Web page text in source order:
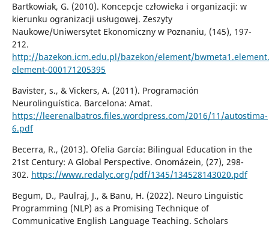
Bartkowiak, G. (2010). Koncepcje człowieka i organizacji: w
kierunku ogranizacji usługowej. Zeszyty
Naukowe/Uniwersytet Ekonomiczny w Poznaniu, (145), 197-
212.
http://bazekon.icm.edu.pl/bazekon/element/
element-000171205395
Bavister, s., & Vickers, A. (2011). Programación
Neurolinguística. Barcelona: Amat.
https://leerenalbatros.files.wordpress.com/2016/11/autostima-
6.pdf
Becerra, R., (2013). Ofelia García: Bilingual Education in the
21st Century: A Global Perspective. Onomázein, (27), 298-
302. https://www.redalyc.org/pdf/1345/134528143020.pdf
Begum, D., Paulraj, J., & Banu, H. (2022). Neuro Linguistic
Programming (NLP) as a Promising Technique of
Communicative English Language Teaching. Scholars